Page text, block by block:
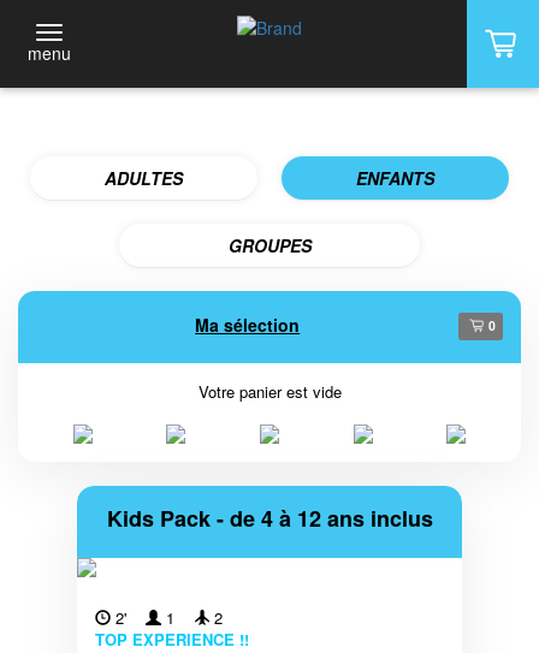
menu
ADULTES ENFANTS
GROUPES
Ma sélection 0
Votre panier est vide
Kids Pack - de 4 à 12 ans inclus
2' 1
2
TOP EXPERIENCE !!